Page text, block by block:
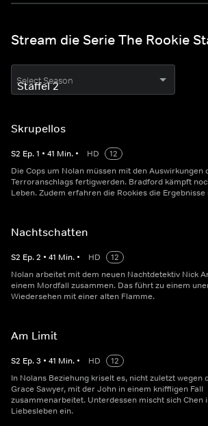
Stream die Serie The Rookie
Select Season
Skrupellos
S2 Ep.1 • 41 Min. • HD
12
Die Cops um Nolan müssen mit den Auswirkungen
Terroranschlags fertigwerden. Bradford kämpft
Leben. Zudem erfahren die Rookies die
Nachtschatten
S2 Ep.2 • 41 Min. • HD
12
Nolan arbeitet mit dem neuen Nachtdetektiv Nick
einem Mordfall zusammen. Das führt zu einem
Wiedersehen mit einer alten Flamme.
Am Limit
S2 Ep.3 • 41 Min. • HD
12
In Nolans Beziehung kriselt es, nicht zuletzt wegen
Grace Sawyer, mit der John in einem kniffligen Fall
zusammenarbeitet. Unterdessen mischt sich Chen
Liebesleben ein.